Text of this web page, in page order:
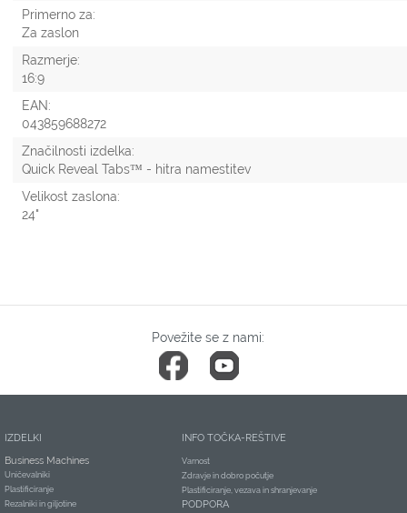
Primerno za:
Za zaslon
Razmerje:
16:9
EAN:
043859688272
Značilnosti izdelka:
Quick Reveal Tabs™ - hitra namestitev
Velikost zaslona:
24"
Povežite se z nami:
IZDELKI
Business Machines
Uničevalniki
Plastificiranje
Rezalniki in giljotine
INFO TOČKA-REŠTIVE
Varnost
Zdravje in dobro počutje
Plastificiranje, vezava in shranjevanje
PODPORA